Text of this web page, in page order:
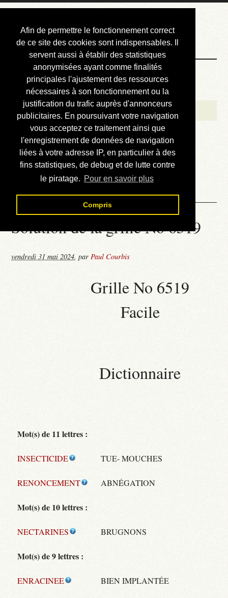
Afin de permettre le fonctionnement correct
de ce site des cookies sont indispensables. Il
servent aussi à établir des statistiques
anonymisées ayant comme finalités
principales l'ajustement des ressources
nécessaires à son fonctionnement ou la
justification du trafic auprès d'annonceurs
publicitaires. En poursuivant votre navigation
vous acceptez ce traitement ainsi que
l'enregistrement de données de navigation
liées à votre adresse IP, en particulier à des
fins statistiques, de debug et de lutte contre
le piratage. Pour en savoir plus
Compris
Courbis, « LE »
Blog Officiel
Bienvenue
Réalisations
Divers (et d’été)
Annonces
Liens externes
Téléchargement
Contact
Solution de la grille No 6519
vendredi 31 mai 2024,parPaul Courbis
Grille No 6519
Facile
Dictionnaire
Mot(s) de 11 lettres :
INSECTICIDE TUE- MOUCHES
RENONCEMENT ABNÉGATION
Mot(s) de 10 lettres :
NECTARINES BRUGNONS
Mot(s) de 9 lettres :
ENRACINEE BIEN IMPLANTÉE